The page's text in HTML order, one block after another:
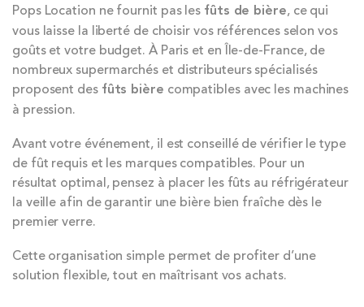
Pops Location ne fournit pas les fûts de bière, ce qui
vous laisse la liberté de choisir vos références selon vos
goûts et votre budget. À Paris et en Île-de-France, de
nombreux supermarchés et distributeurs spécialisés
proposent des fûts bière compatibles avec les machines
à pression.
Avant votre événement, il est conseillé de vérifier le type
de fût requis et les marques compatibles. Pour un
résultat optimal, pensez à placer les fûts au réfrigérateur
la veille afin de garantir une bière bien fraîche dès le
premier verre.
Cette organisation simple permet de profiter d’une
solution flexible, tout en maîtrisant vos achats.